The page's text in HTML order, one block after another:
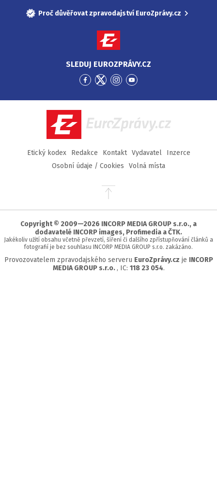
Proč důvěřovat zpravodajství EuroZprávy.cz
SLEDUJ EUROZPRÁVY.CZ
Přejít
Facebook
Přejít
Twitter
Přejít
Instagram
Přejít
YouTube
EuroZprávy.cz
Etický kodex Redakce Kontakt Vydavatel
Inzerce
Osobní údaje / Cookies
Volná místa
Přejít
stránky
Copyright © 2009—2026 INCORP MEDIA GROUP s.r.o., a
dodavatelé INCORP images, Profimedia a ČTK.
Jakékoliv užití obsahu včetně převzetí, šíření či dalšího zpřístupňování článků a
fotografií je bez souhlasu INCORP MEDIA GROUP s.r.o. zakázáno.
Provozovatelem zpravodajského serveru EuroZprávy.cz je INCORP
MEDIA GROUP s.r.o. , IC: 118 23 054.